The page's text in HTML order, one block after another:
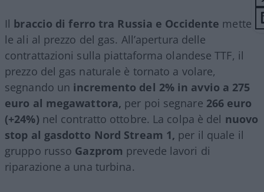
Il braccio di ferro tra Russia e Occidente mette
le ali al prezzo del gas. All’apertura delle
contrattazioni sulla piattaforma olandese TTF, il
prezzo del gas naturale è tornato a volare,
segnando un incremento del 2% in avvio a 275
euro al megawattora, per poi segnare 266 euro
(+24%) nel contratto ottobre. La colpa è del nuovo
stop al gasdotto Nord Stream 1, per il quale il
gruppo russo Gazprom prevede lavori di
riparazione a una turbina.